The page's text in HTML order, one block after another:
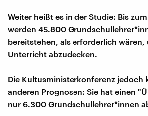
Weiter heißt es in der Studie: Bis
werden 45.800
bereitstehen, als erforderlich wären,
Unterricht abzudecken.
Die Kultusministerkonferenz jedoch
anderen Prognosen: Sie hat einen
nur 6.300 Grundschullehrer*innen